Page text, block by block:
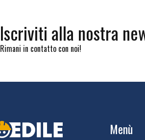
Iscriviti alla nostra
Rimani in contatto con noi!
Menù